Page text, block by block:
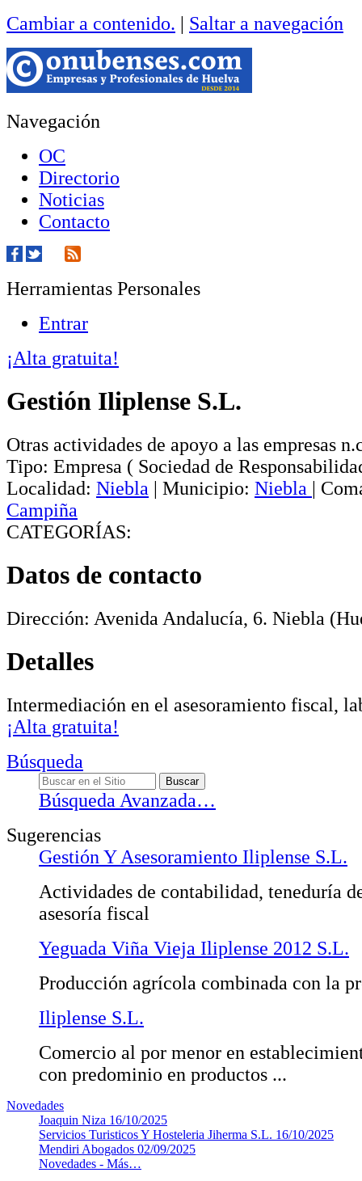
Cambiar a contenido. | Saltar a navegación
Navegación
OC
Directorio
Noticias
Contacto
Herramientas Personales
Entrar
¡Alta gratuita!
Gestión Iliplense S.L.
Otras actividades de apoyo a las empresas
Tipo: Empresa ( Sociedad de
Localidad: Niebla | Municipio: Niebla |
Campiña
CATEGORÍAS:
Datos de contacto
Dirección: Avenida Andalucía, 6. Niebla
Detalles
Intermediación en el asesoramiento fiscal,
¡Alta gratuita!
Búsqueda
Búsqueda Avanzada…
Sugerencias
Gestión Y Asesoramiento Iliplense S.L.
Actividades de contabilidad, teneduría
asesoría fiscal
Yeguada Viña Vieja Iliplense 2012 S.L.
Producción agrícola combinada con la
Iliplense S.L.
Comercio al por menor en
con predominio en productos ...
Novedades
Joaquin Niza 16/10/2025
Servicios Turisticos Y Hosteleria Jiherma S.L. 16/10/2025
Mendiri Abogados 02/09/2025
Novedades - Más…